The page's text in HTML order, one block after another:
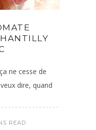
ne cesse de
dire, quand
READ